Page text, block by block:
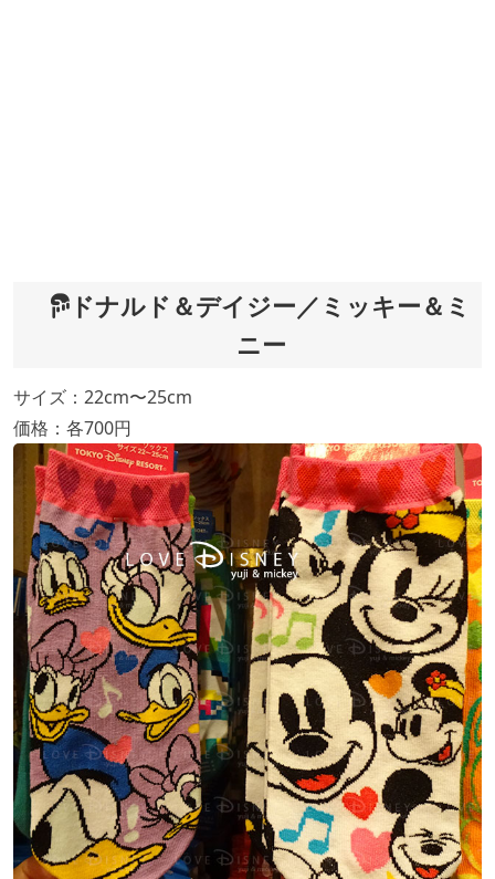
ドナルド＆デイジー／ミッキー＆ミ
ニー
サイズ：22cm〜25cm
価格：各700円